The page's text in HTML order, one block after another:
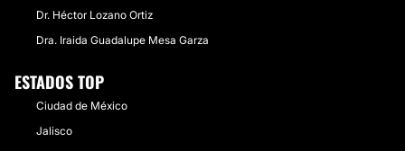
Dr. Héctor Lozano Ortiz
Dra. Iraida Guadalupe Mesa Garza
ESTADOS TOP
Ciudad de México
Jalisco